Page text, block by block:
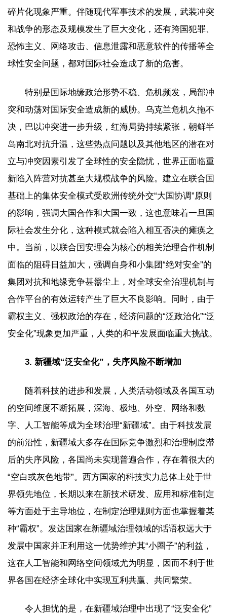
碎片化现象严重。伴随现代军事技术的发展，武装冲突
和战争的形态及规模发生了巨大变化，还有跨国犯罪、
恐怖主义、网络攻击、信息泄露和恶意软件的传播等全
球性安全问题，都对国际社会造成了新的危害。
特别是国际地缘政治形势不稳、危机频发，局部冲
突和动荡对国际安全造成新的威胁。乌克兰危机久拖不
决，巴以冲突进一步升级，红海局势持续紧张，朝鲜半
岛南北对抗升温，这些热点问题以及其他地区的潜在对
立与冲突因素引发了全球性的安全隐忧，世界正面临重
新陷入阵营对抗甚至大规模战争的风险。建立在联合国
基础上的集体安全模式受欧洲传统外交“大国协调”原则
的影响，强调大国合作和大国一致，这也意味着一旦国
际社会发生分化，这种模式就会陷入相互否决的瘫痪之
中。当前，以联合国安理会为核心的相关治理合作机制
面临的阻碍日益加大，强调自身和小集团“绝对安全”的
集团对抗和地缘竞争甚嚣尘上，对全球安全治理机制与
合作平台的有效运转产生了巨大不良影响。同时，由于
霸权主义、强权政治的存在，经济问题的“泛政治化”“泛
安全化”现象更加严重，人类的和平发展面临重大挑战。
3. 新疆域“泛安全化”，失序风险不断增加
随着科技的进步和发展，人类活动领域及各国互动
的空间维度不断拓展，深海、极地、外空、网络和数
字、人工智能等成为全球治理“新疆域”。由于科技发展
的前沿性，新疆域大多存在国际竞争激烈和治理制度滞
后的失序风险，各国尚未实现普遍合作，存在着很大的
“空白或灰色地带”。西方国家的科技实力总体上处于世
界领先地位，长期以来在新技术研发、应用和标准制定
等方面处于主导地位，在制定治理规则方面也掌握着某
种“霸权”。发达国家在新疆域治理领域的话语权远大于
发展中国家并正利用这一优势维护其“小圈子”的利益，
这在人工智能和网络空间领域尤为明显，因而不利于世
界各国在经济全球化中实现互利共赢、共同繁荣。
令人担忧的是，在新疆域治理中出现了“泛安全化”